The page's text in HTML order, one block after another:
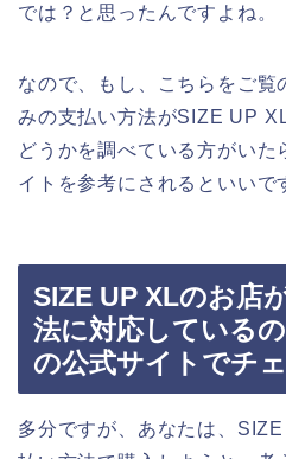
では？と思ったんですよね。
なので、もし、こちらをご覧
みの支払い方法がSIZE UP
どうかを調べている方がい
イトを参考にされるといいで
SIZE UP XLのお店
法に対応している
の公式サイトでチ
多分ですが、あなたは、